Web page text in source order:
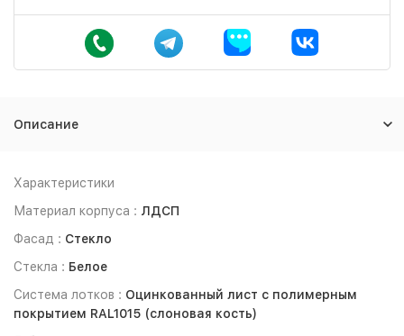
Описание
Характеристики
Материал корпуса : ЛДСП
Фасад : Стекло
Стекла : Белое
Система лотков : Оцинкованный лист с полимерным
покрытием RAL1015 (слоновая кость)